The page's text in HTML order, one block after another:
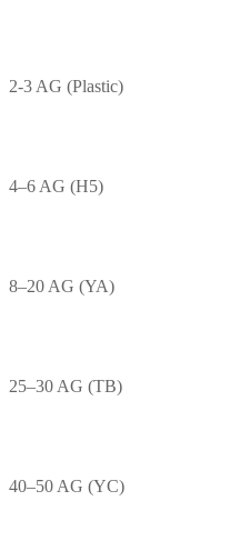
2-3 AG (Plastic)
4–6 AG (H5)
8–20 AG (YA)
25–30 AG (TB)
40–50 AG (YC)